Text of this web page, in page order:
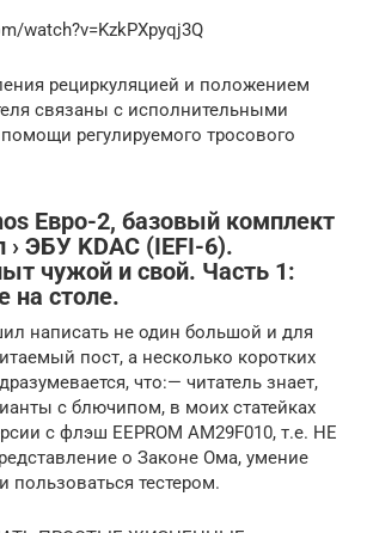
watch?v=KzkPXpyqj3Q
рециркуляцией и положением
связаны с исполнительными
регулируемого тросового
Евро-2, базовый комплект
› ЭБУ KDAC (IEFI-6).
чужой и свой. Часть 1:
на столе.
написать не один большой и для
пост, а несколько коротких
что:— читатель знает,
с блючипом, в моих статейках
с флэш EEPROM AM29F010, т.е. НЕ
о Законе Ома, умение
пользоваться тестером.